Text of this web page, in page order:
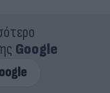
Google